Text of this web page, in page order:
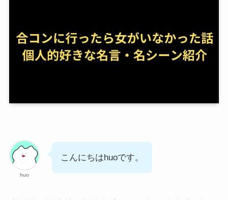
huo
こんにちはhuoです。